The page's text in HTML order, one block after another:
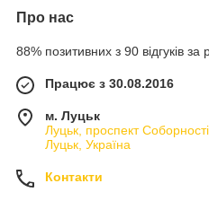
Про нас
88% позитивних з 90 відгуків за
Працює з 30.08.2016
м. Луцьк
Луцьк, проспект
Луцьк, Україна
Контакти